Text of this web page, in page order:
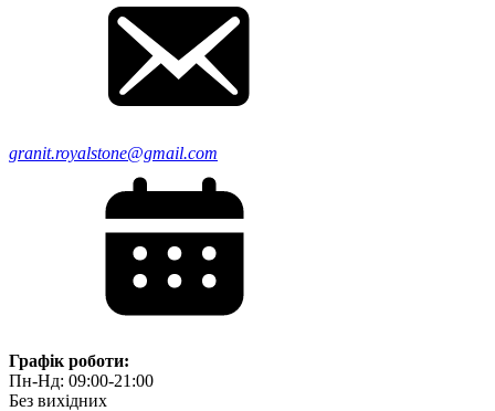
granit.royalstone@gmail.com
Графік роботи:
Пн-Нд: 09:00-21:00
Без вихідних